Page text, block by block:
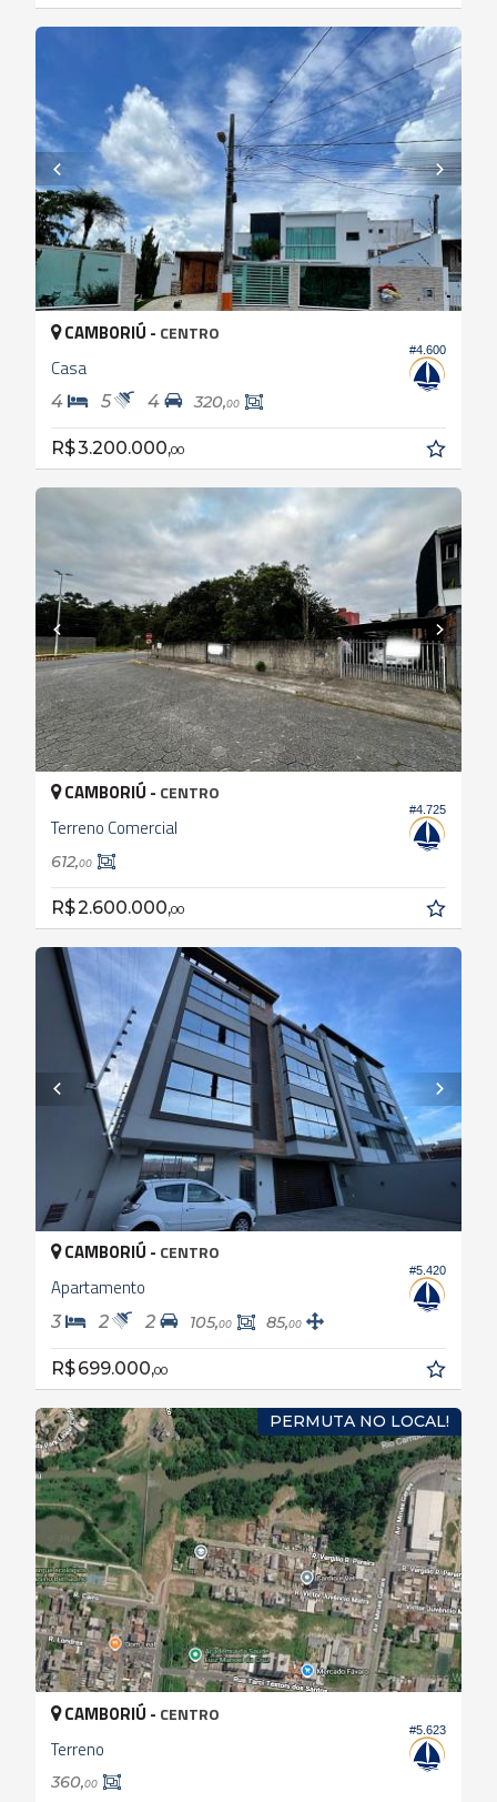
#4.600
CAMBORIÚ - CENTRO
Casa
4 5 4 320,00
R$ 3.200.000,00
#4.725
CAMBORIÚ - CENTRO
Terreno Comercial
612,00
R$ 2.600.000,00
#5.420
CAMBORIÚ - CENTRO
Apartamento
3 2 2 105,00 85,00
R$ 699.000,00
PERMUTA NO LOCAL!
#5.623
CAMBORIÚ - CENTRO
Terreno
360,00